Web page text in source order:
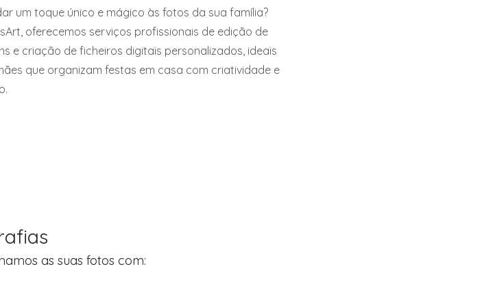
um toque único e mágico às fotos da sua família?
oferecemos serviços profissionais de edição de
e criação de ficheiros digitais personalizados, ideais
que organizam festas em casa com criatividade e
as suas fotos com: